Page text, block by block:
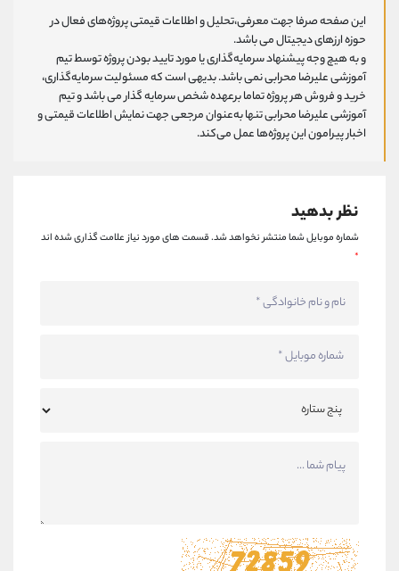
این صفحه صرفا جهت معرفی،تحلیل و اطلاعات قیمتی پروژه‌های فعال در
حوزه ارزهای دیجیتال می باشد.
و به هیچ وجه پیشنهاد سرمایه‌گذاری یا مورد تایید بودن پروژه توسط تیم
آموزشی علیرضا محرابی نمی باشد. بدیهی است که مسئولیت سرمایه‌گذاری،
خرید و فروش هر پروژه تماما برعهده شخص سرمایه گذار می باشد و تیم
آموزشی علیرضا محرابی تنها به‌عنوان مرجعی جهت نمایش اطلاعات قیمتی و
اخبار پیرامون این پروژه‌‌ها عمل می‌کند.
نظر بدهید
شماره موبایل شما منتشر نخواهد شد.قسمت های مورد نیاز علامت گذاری شده اند
*